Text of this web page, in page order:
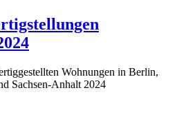
Wohnungen in Berlin,
Sachsen-Anhalt 2024